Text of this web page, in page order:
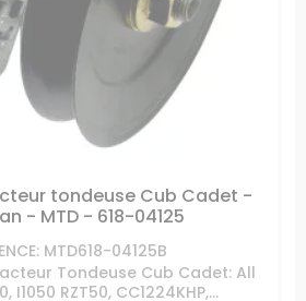
tondeuse Cub Cadet -
- MTD - 618-04125
MTD618-04125B
Tondeuse Cub Cadet: All
I1050 RZT50, CC1224KHP,...